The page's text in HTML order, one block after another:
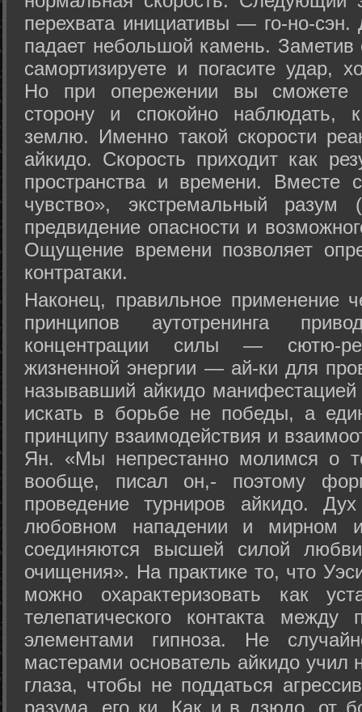
перехвата инициативы — го-но-
падает небольшой камень.
самортизируете и погасите удар,
Но при опережении вы сможете
сторону и спокойно наблюдать,
землю. Именно такой скорости
айкидо. Скорость приходит как
пространства и времени. Вместе
чувство», экстремальный разум
предвидение опасности и
Ощущение времени позволяет
контратаки.
Наконец, правильное применение
принципов аутотренинга
концентрации силы — сютю-
жизненной энергии — ай-ки для
называвший айкидо
искать в борьбе не победы, а
принципу взаимодействия и
Ян. «Мы непрестанно молимся о
вообще, писал он,- поэтому
проведение турниров айкидо.
любовном нападении и мирном
соединяются высшей силой
очищения». На практике то, что
можно охарактеризовать как
телепатического контакта между
элементами гипноза. Не
мастерами основатель айкидо учил
глаза, чтобы не поддаться
разума, его ки. Как и в дзюдо, от